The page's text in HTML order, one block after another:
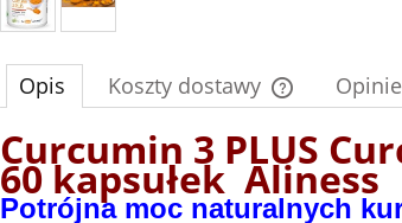
Opis Koszty dostawy
Cena nie
płatności
Curcumin 3 PLUS
60 kapsułek Aliness
Potrójna moc naturalnych